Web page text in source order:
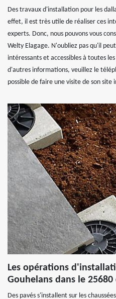
Des travaux d'installation pour les
effet, il est très utile de réaliser ces
experts. Donc, nous pouvons vous
Welty Elagage. N'oubliez pas qu'il
intéressants et accessibles à toutes
d'autres informations, veuillez le
possible de faire une visite de son site
Les opérations
Gouhelans dans le
Des pavés s'installent sur les